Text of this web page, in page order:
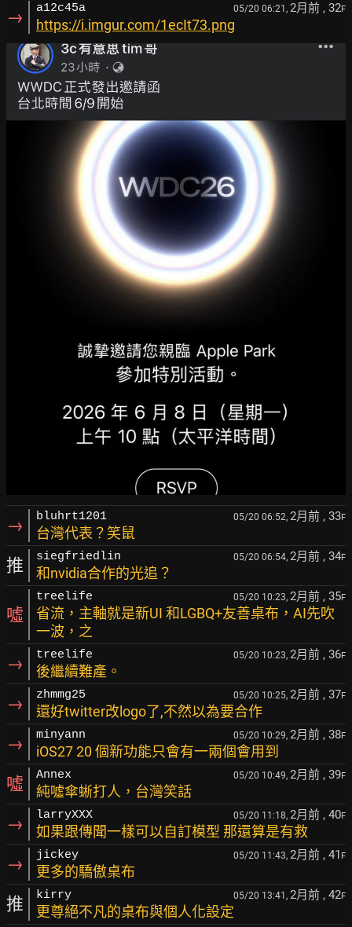
→ a12c45a 05/20 06:21, 2月前 , 32F
https://i.imgur.com/1ecIt73.png
→ bluhrt1201 05/20 06:52, 2月前 , 33F
台灣代表？笑鼠
推 siegfriedlin 05/20 06:54, 2月前 , 34F
和nvidia合作的光追？
噓
treelife 05/20 10:23, 2月前 , 35F
省流，主軸就是新UI 和LGBQ+友善桌布，AI先吹
一波，之
→ treelife 05/20 10:23, 2月前 , 36F
後繼續難產。
→ zhmmg25 05/20 10:25, 2月前 , 37F
還好twitter改logo了,不然以為要合作
→ minyann 05/20 10:29, 2月前 , 38F
iOS27 20 個新功能只會有一兩個會用到
噓 Annex 05/20 10:49, 2月前 , 39F
純噓傘蜥打人，台灣笑話
→ larryXXX 05/20 11:18, 2月前 , 40F
如果跟傳聞一樣可以自訂模型 那還算是有救
→ jickey 05/20 11:43, 2月前 , 41 F
更多的驕傲桌布
推 kirry 05/20 13:41, 2月前 , 42F
更尊絕不凡的桌布與個人化設定